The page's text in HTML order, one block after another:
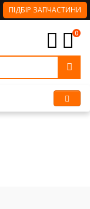
ПІДБІР ЗАПЧАСТИНИ
0